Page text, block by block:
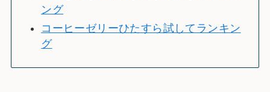
ング
コーヒーゼリーひたすら試してランキン
グ